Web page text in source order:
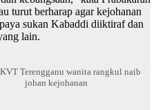
turut berharap agar kejohanan
sukan Kabaddi diiktiraf dan
lain.
Terengganu wanita rangkul naib
johan kejohanan